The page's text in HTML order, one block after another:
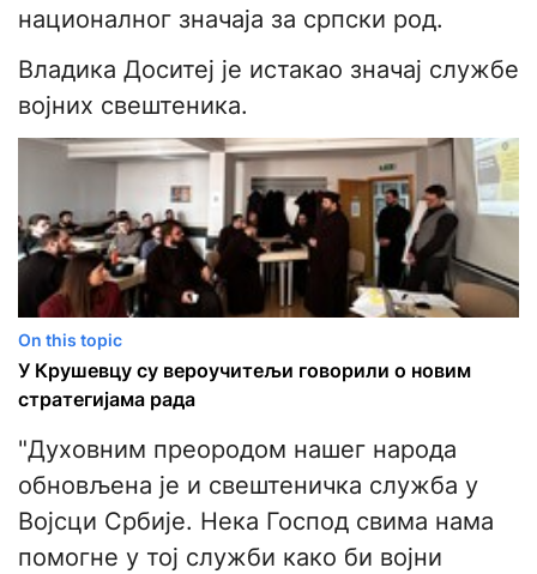
националног значаја за српски род.
Владика Доситеј је истакао значај службе
војних свештеника.
On this topic
У Крушевцу су вероучитељи говорили о новим
стратегијама рада
"Духовним преородом нашег народа
обновљена је и свештеничка служба у
Војсци Србије. Нека Господ свима нама
помогне у тој служби како би војни